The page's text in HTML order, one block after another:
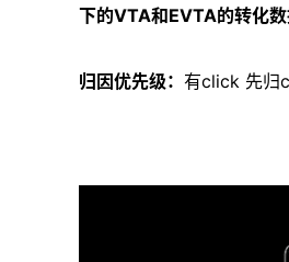
下的VTA和EVTA的转化数
归因优先级： 有click 先归